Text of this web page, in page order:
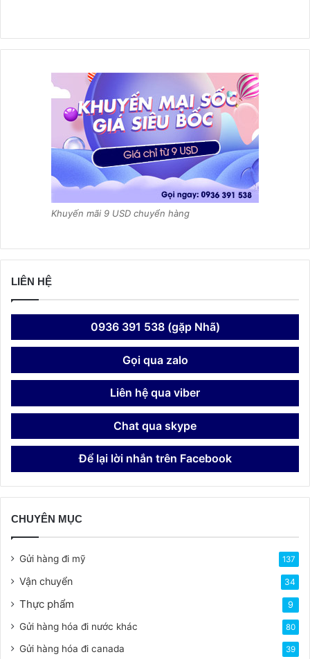
Khuyến mãi 9 USD chuyển hàng
LIÊN HỆ
0936 391 538 (gặp Nhã)
Gọi qua zalo
Liên hệ qua viber
Chat qua skype
Để lại lời nhắn trên Facebook
CHUYÊN MỤC
Gửi hàng đi mỹ 137
Vận chuyển 34
Thực phẩm 9
Gửi hàng hóa đi nước khác 80
Gửi hàng hóa đi canada 39